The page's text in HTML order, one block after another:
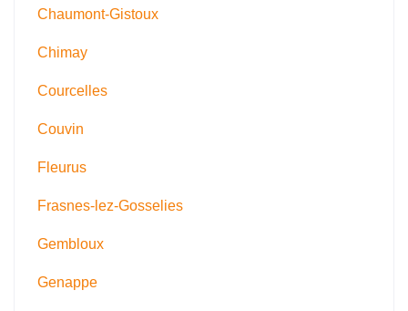
Chaumont-Gistoux
Chimay
Courcelles
Couvin
Fleurus
Frasnes-lez-Gosselies
Gembloux
Genappe